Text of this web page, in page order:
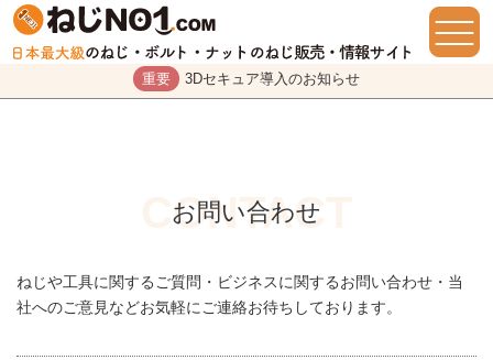
重要 3Dセキュア導入のお知らせ
お問い合わせ
ねじや工具に関するご質問・ビジネスに関するお問い合わせ・当
社へのご意見などお気軽にご連絡お待ちしております。